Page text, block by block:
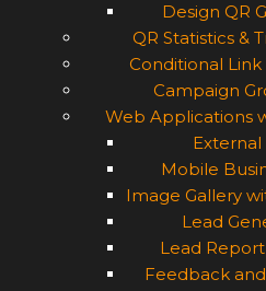
Design QR
QR Statistics &
Conditional Link
Campaign
Web Applications
External
Mobile
Image Gallery
Lead
Lead
Feedback